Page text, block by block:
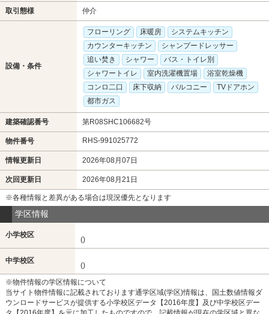
取引態様 仲介
設備・条件
フローリング 床暖房
システムキッチン
カウンターキッチン
シャンプードレッサー
追い焚き
シャワー
バス・トイレ別
シャワートイレ
室内洗濯機置場
浴室乾燥機
コンロ二口
床下収納 バルコニー
TVドアホン
都市ガス
建築確認番号 第R08SHC106682号
物件番号 RHS-991025772
情報更新日 2026年08月07日
次回更新日 2026年08月21日
※各種情報と差異がある場合は現況優先となります
学区情報
小学校区
()
中学校区
()
※物件情報の学区情報について
当サイト物件情報に記載されております通学区域(学区)情報は、国土数値情報ダ
ウンロードサービスが提供する小学校区データ【2016年度】及び中学校区デー